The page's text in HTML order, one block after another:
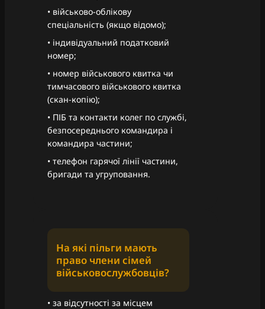
• військово-облікову
спеціальність (якщо відомо);
• індивідуальний податковий
номер;
• номер військового квитка чи
тимчасового військового квитка
(скан-копію);
• ПІБ та контакти колег по службі,
безпосереднього командира і
командира частини;
• телефон гарячої лінії частини,
бригади та угруповання.
На які пільги мають
право члени сімей
військовослужбовців?
• за відсутності за місцем